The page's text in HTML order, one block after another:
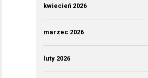
kwiecień 2026
marzec 2026
luty 2026